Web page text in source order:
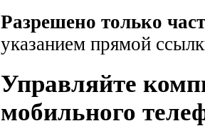
Разрешено только
указанием прямой
Управляйте
мобильного